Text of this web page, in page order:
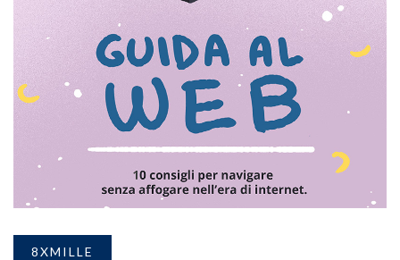
8XMILLE